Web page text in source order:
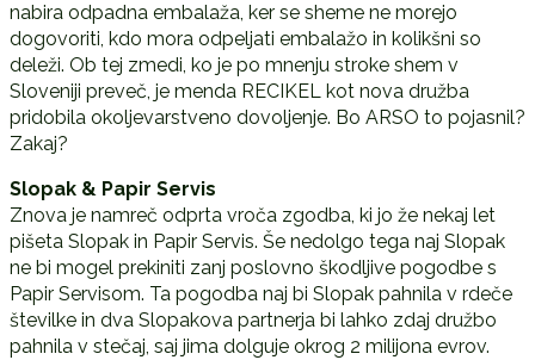
nabira odpadna embalaža, ker se sheme ne morejo
dogovoriti, kdo mora odpeljati embalažo in kolikšni so
deleži. Ob tej zmedi, ko je po mnenju stroke shem v
Sloveniji preveč, je menda RECIKEL kot nova družba
pridobila okoljevarstveno dovoljenje. Bo ARSO to pojasnil?
Zakaj?
Slopak & Papir Servis
Znova je namreč odprta vroča zgodba, ki jo že nekaj let
pišeta Slopak in Papir Servis. Še nedolgo tega naj Slopak
ne bi mogel prekiniti zanj poslovno škodljive pogodbe s
Papir Servisom. Ta pogodba naj bi Slopak pahnila v rdeče
številke in dva Slopakova partnerja bi lahko zdaj družbo
pahnila v stečaj, saj jima dolguje okrog 2 milijona evrov.